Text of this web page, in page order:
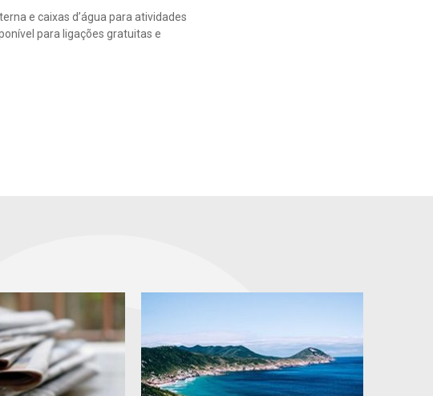
e caixas d’água para atividades
para ligações gratuitas e